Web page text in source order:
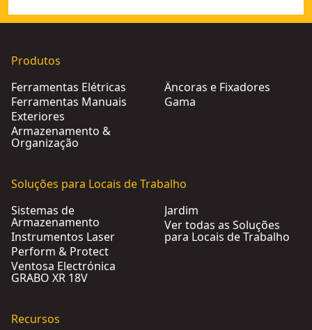
Produtos
Ferramentas Elétricas
Ferramentas Manuais
Exteriores
Armazenamento &
Organização
Âncoras e Fixadores
Gama
Soluções para Locais de Trabalho
Sistemas de
Armazenamento
Instrumentos Laser
Perform & Protect
Ventosa Electrónica
GRABO XR 18V
Jardim
Ver todas as Soluções
para Locais de Trabalho
Recursos